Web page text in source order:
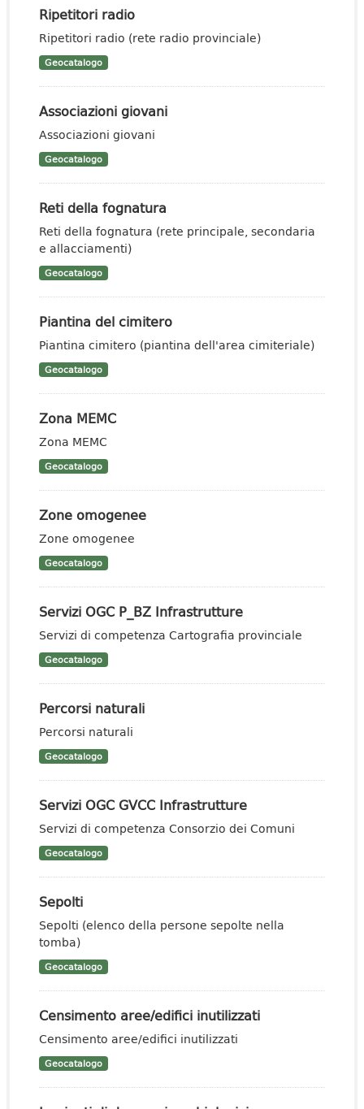
Ripetitori radio
Ripetitori radio (rete radio provinciale)
Geocatalogo
Associazioni giovani
Associazioni giovani
Geocatalogo
Reti della fognatura
Reti della fognatura (rete principale, secondaria
e allacciamenti)
Geocatalogo
Piantina del cimitero
Piantina cimitero (piantina dell'area cimiteriale)
Geocatalogo
Zona MEMC
Zona MEMC
Geocatalogo
Zone omogenee
Zone omogenee
Geocatalogo
Servizi OGC P_BZ Infrastrutture
Servizi di competenza Cartografia provinciale
Geocatalogo
Percorsi naturali
Percorsi naturali
Geocatalogo
Servizi OGC GVCC Infrastrutture
Servizi di competenza Consorzio dei Comuni
Geocatalogo
Sepolti
Sepolti (elenco della persone sepolte nella
tomba)
Geocatalogo
Censimento aree/edifici inutilizzati
Censimento aree/edifici inutilizzati
Geocatalogo